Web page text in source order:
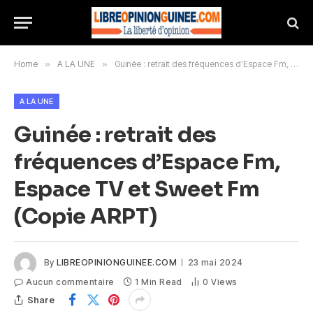
Home » A LA UNE » Guinée : retrait des fréquences d’Espace Fm, Espace TV et Sweet Fm (Copie ARPT)
A LA UNE
Guinée : retrait des
fréquences d’Espace Fm,
Espace TV et Sweet Fm
(Copie ARPT)
By LIBREOPINIONGUINEE.COM
23 mai 2024
Aucun commentaire
1 Min Read 0Views
Share